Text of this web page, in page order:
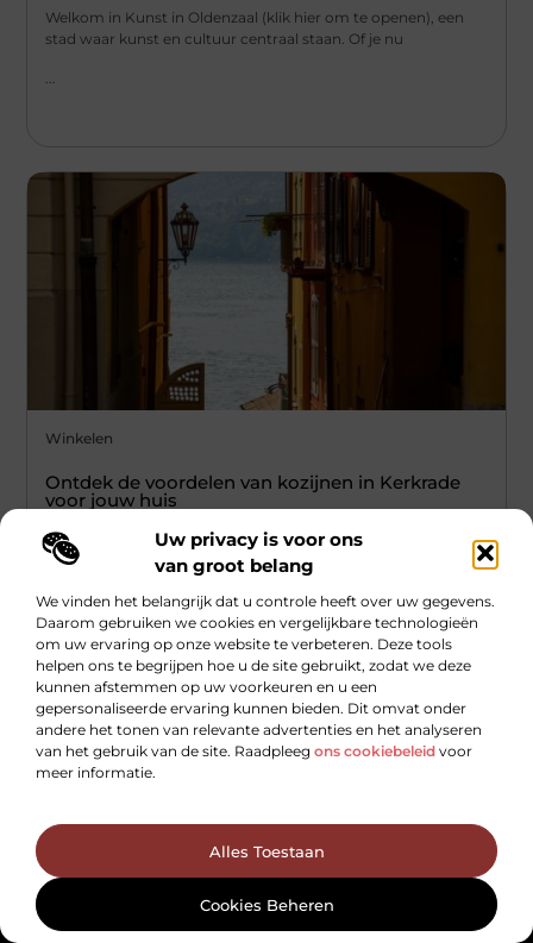
Uw privacy is voor ons
van groot belang
We vinden het belangrijk dat u controle heeft over uw gegevens.
Daarom gebruiken we cookies en vergelijkbare technologieën
om uw ervaring op onze website te verbeteren. Deze tools
helpen ons te begrijpen hoe u de site gebruikt, zodat we deze
kunnen afstemmen op uw voorkeuren en u een
gepersonaliseerde ervaring kunnen bieden. Dit omvat onder
andere het tonen van relevante advertenties en het analyseren
van het gebruik van de site. Raadpleeg ons cookiebeleid voor
meer informatie.
Alles Toestaan
Cookies Beheren
Welkom in Kunst in Oldenzaal (klik hier om te openen), een
stad waar kunst en cultuur centraal staan. Of je nu
Winkelen
Ontdek de voordelen van kozijnen in Kerkrade
voor jouw huis
Als je een huis bezit in Kerkrade, weet je hoe belangrijk het is
om je woning in topconditie te houden.